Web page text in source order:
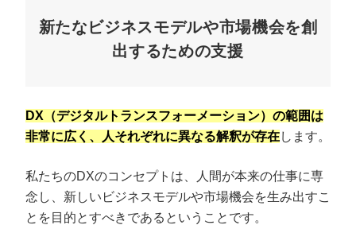
新たなビジネスモデルや市場機会を創
出するための支援
DX（デジタルトランスフォーメーション）の範囲は
非常に広く、人それぞれに異なる解釈が存在します。
私たちのDXのコンセプトは、人間が本来の仕事に専
念し、新しいビジネスモデルや市場機会を生み出すこ
とを目的とすべきであるということです。